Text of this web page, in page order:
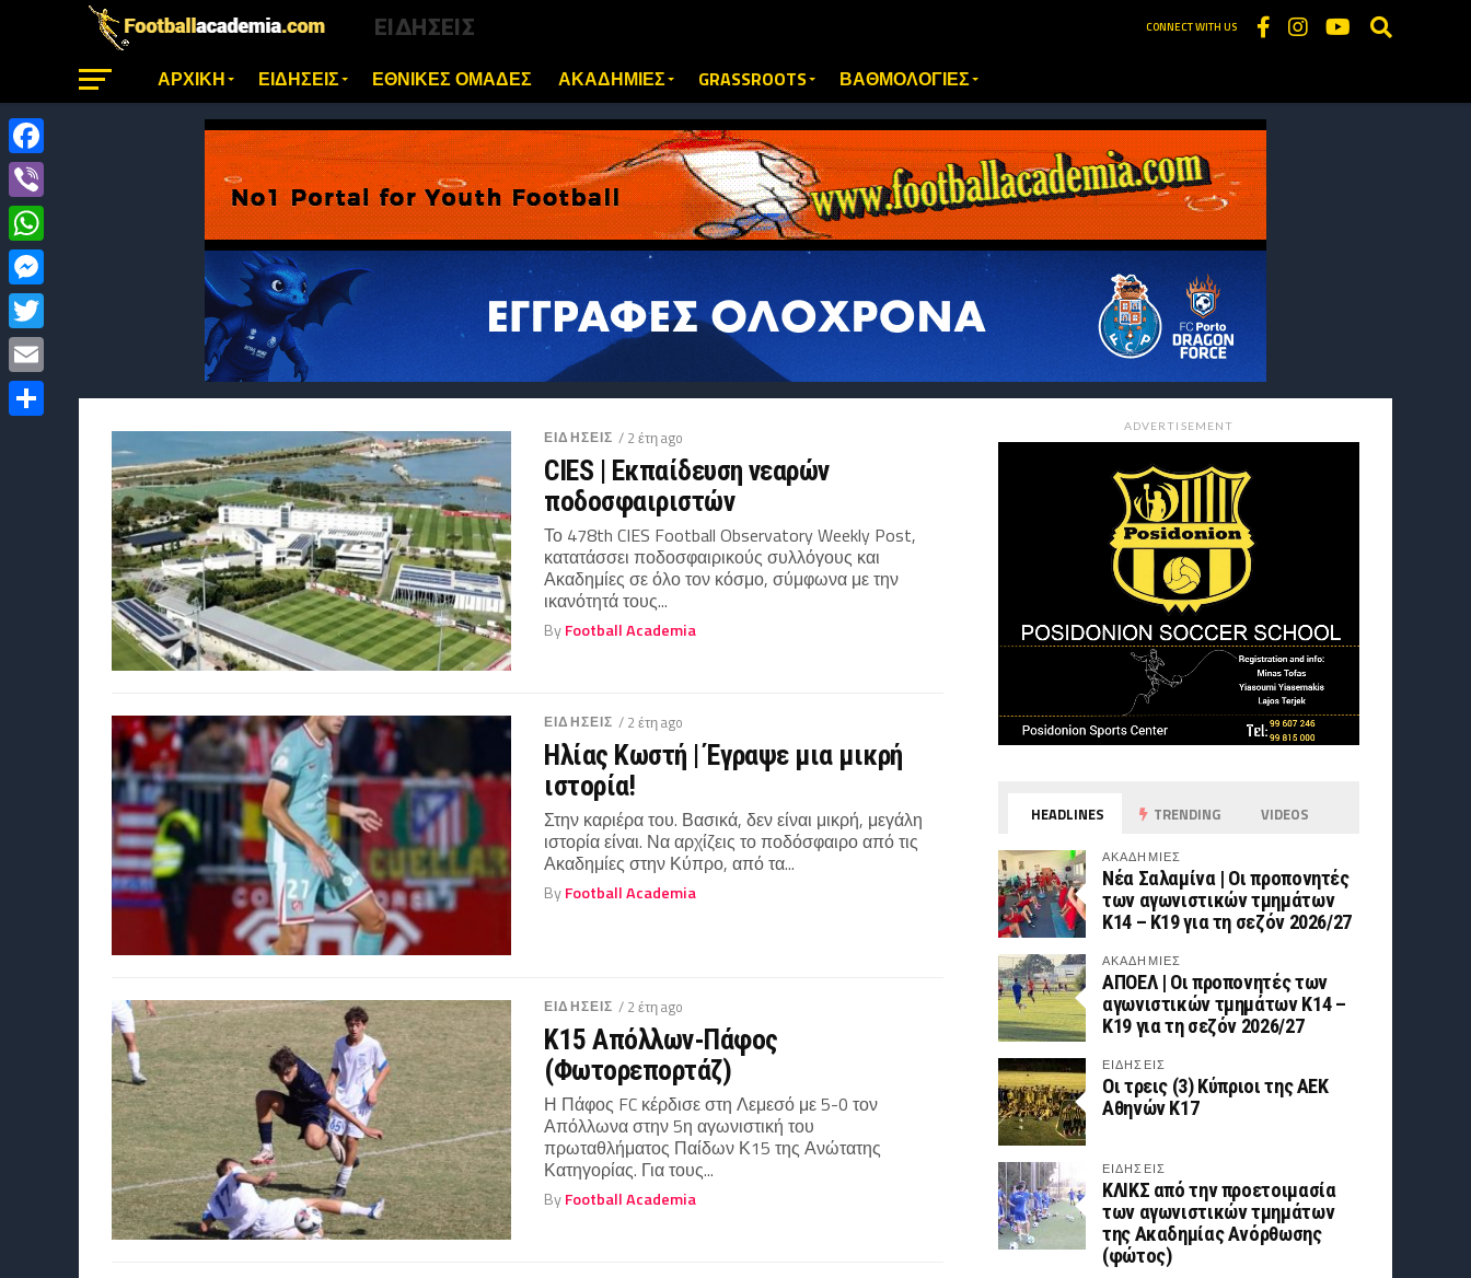
ΕΙΔΗΣΕΙΣ CONNECT WITH US
ΑΡΧΙΚΗ ΕΙΔΗΣΕΙΣ ΕΘΝΙΚΕΣ ΟΜΑΔΕΣ ΑΚΑΔΗΜΙΕΣ GRASSROOTS ΒΑΘΜΟΛΟΓΙΕΣ
ΕΙΔΗΣΕΙΣ / 2 έτη ago
CIES | Εκπαίδευση νεαρών
ποδοσφαιριστών
Το 478th CIES Football Observatory Weekly Post,
κατατάσσει ποδοσφαιρικούς συλλόγους και
Ακαδημίες σε όλο τον κόσμο, σύμφωνα με την
ικανότητά τους...
ByFootball Academia
ΕΙΔΗΣΕΙΣ / 2 έτη ago
Ηλίας Κωστή | Έγραψε μια μικρή
ιστορία!
Στην καριέρα του. Βασικά, δεν είναι μικρή, μεγάλη
ιστορία είναι. Να αρχίζεις το ποδόσφαιρο από τις
Ακαδημίες στην Κύπρο, από τα...
ByFootball Academia
ΕΙΔΗΣΕΙΣ / 2 έτη ago
Κ15 Απόλλων-Πάφος
(Φωτορεπορτάζ)
Η Πάφος FC κέρδισε στη Λεμεσό με 5-0 τον
Απόλλωνα στην 5η αγωνιστική του
πρωταθλήματος Παίδων Κ15 της Ανώτατης
Κατηγορίας. Για τους...
ByFootball Academia
ADVERTISEMENT
HEADLINES TRENDING VIDEOS
ΑΚΑΔΗΜΙΕΣ
Νέα Σαλαμίνα | Οι προπονητές
των αγωνιστικών τμημάτων
Κ14 – Κ19 για τη σεζόν 2026/27
ΑΚΑΔΗΜΙΕΣ
ΑΠΟΕΛ | Οι προπονητές των
αγωνιστικών τμημάτων Κ14 –
Κ19 για τη σεζόν 2026/27
ΕΙΔΗΣΕΙΣ
Οι τρεις (3) Κύπριοι της ΑΕΚ
Αθηνών Κ17
ΕΙΔΗΣΕΙΣ
ΚΛΙΚΣ από την προετοιμασία
των αγωνιστικών τμημάτων
της Ακαδημίας Ανόρθωσης
(φώτος)
Facebook
Viber
WhatsApp
Messenger
Twitter
Email